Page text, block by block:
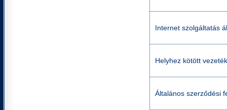
Internet szolgáltatás
Helyhez kötött
Általános szerződési